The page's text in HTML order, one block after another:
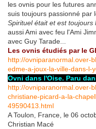
les ovnis pour les futures
suis toujours passionné par
Spirituel était et est toujours
aussi Ami avec feu l'Ami
avec Guy Tarade...
Les ovnis étudiés par le
http://ovniparanormal.over-
edme-a-joux-la-ville-dans-l-
Ovni dans l'Oise. Paru
http://ovniparanormal.over-
christiane-picard-a-la-
49590413.html
A Toulon, France, le 06
Christian Macé